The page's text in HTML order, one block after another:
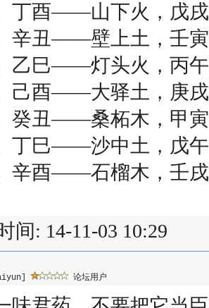
酉――山下火，戊
丑――壁上土，壬
巳――灯头火，丙
酉――大驿土，庚
丑――桑柘木，甲
巳――沙中土，戊
酉――石榴木，壬
间: 14-11-03 10:29
论坛用户